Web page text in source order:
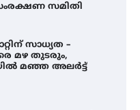
സമിതി
സാധ്യത –
മഴ തുടരും,
മഞ്ഞ അലർട്ട്